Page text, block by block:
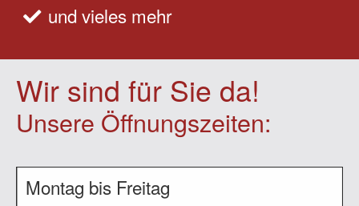
und vieles mehr
Wir sind für Sie da!
Unsere Öffnungszeiten:
Montag bis Freitag